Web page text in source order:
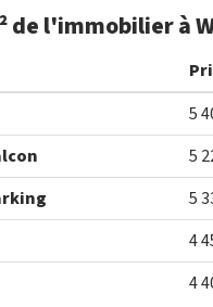
de l'immobilier à
5
5
5
4
4